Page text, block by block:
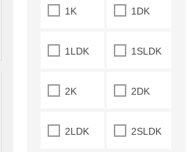
1K 1DK
1LDK 1SLDK
2K 2DK
2LDK 2SLDK